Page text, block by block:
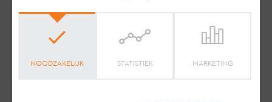
Aanwijzing:Voordat je jouw STIHL product gebruiksklaar
maakt, in gebruik neemt, reinigt, transporteert, opslaat,
onderhoudt, repareert, problemen oplost of afvoert, dien je de
gebruiksaanwijzing
zorgvuldig door te lezen. De
gebruiksaanwijzing bevat veiligheidsinstructies en ondersteunt
NOODZAKELIJK STATISTIEK MARKETING